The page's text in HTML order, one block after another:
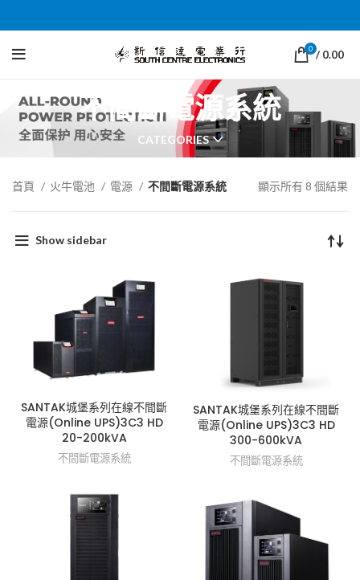
0 / 0.00
不間斷電源系統
CATEGORIES
首頁 火牛電池 電源 不間斷電源系統 顯示所有 8 個結果
Show sidebar
SANTAK城堡系列在線不間斷
電源(Online UPS)3C3 HD
20-200kVA
不間斷電源系統
SANTAK城堡系列在線不間斷
電源(Online UPS)3C3 HD
300-600kVA
不間斷電源系統